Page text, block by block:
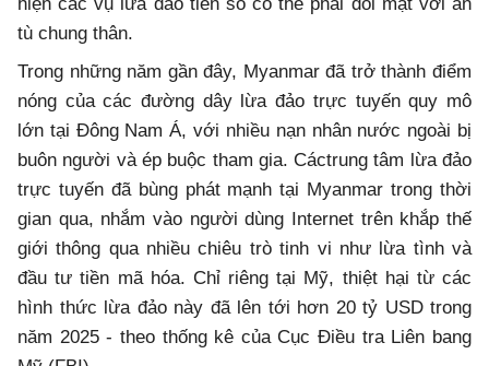
tù chung thân.
Trong những năm gần đây, Myanmar đã trở thành điểm
nóng của các đường dây lừa đảo trực tuyến quy mô
lớn tại Đông Nam Á, với nhiều nạn nhân nước ngoài bị
buôn người và ép buộc tham gia. Cáctrung tâm lừa đảo
trực tuyến đã bùng phát mạnh tại Myanmar trong thời
gian qua, nhắm vào người dùng Internet trên khắp thế
giới thông qua nhiều chiêu trò tinh vi như lừa tình và
đầu tư tiền mã hóa. Chỉ riêng tại Mỹ, thiệt hại từ các
hình thức lừa đảo này đã lên tới hơn 20 tỷ USD trong
năm 2025 - theo thống kê của Cục Điều tra Liên bang